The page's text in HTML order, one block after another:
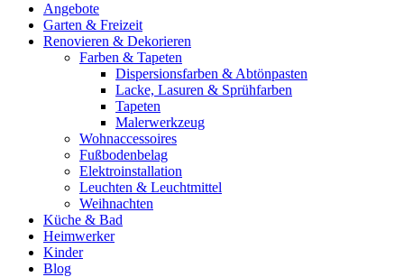
Angebote
Garten & Freizeit
Renovieren & Dekorieren
Farben & Tapeten
Dispersionsfarben & Abtönpasten
Lacke, Lasuren & Sprühfarben
Tapeten
Malerwerkzeug
Wohnaccessoires
Fußbodenbelag
Elektroinstallation
Leuchten & Leuchtmittel
Weihnachten
Küche & Bad
Heimwerker
Kinder
Blog